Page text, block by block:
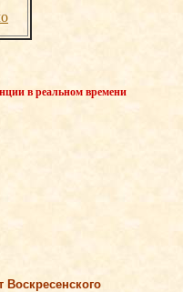
в реальном времени